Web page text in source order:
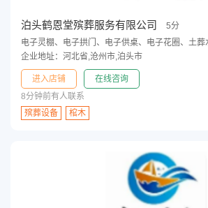
泊头鹤恩堂殡葬服务有限公司
5分
电子灵棚、电子拱门、电子供桌、电子花圈、土葬
企业地址：河北省,沧州市,泊头市
进入店铺
在线咨询
8分钟前有人联系
殡葬设备
棺木